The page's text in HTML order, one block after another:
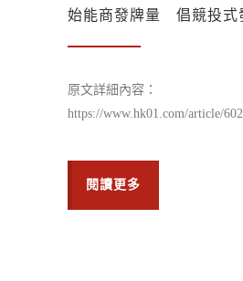
始能商發牌量 倡競投式
原文詳細內容：
https://www.hk01.com/article/
閱讀更多